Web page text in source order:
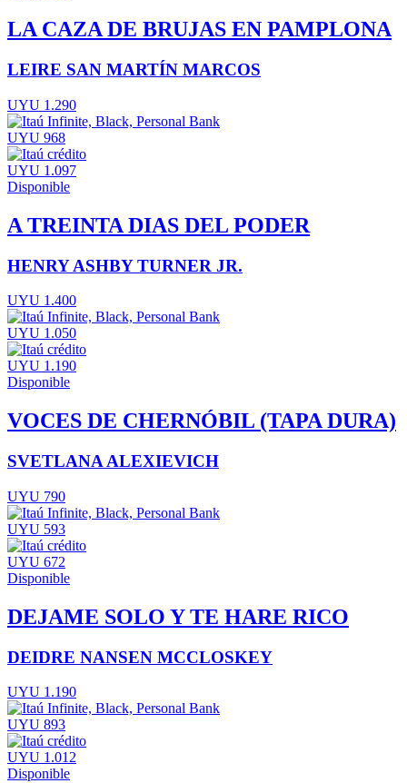
LA CAZA DE BRUJAS EN PAMPLONA
LEIRE SAN MARTÍN MARCOS
UYU 1.290
UYU 968
UYU 1.097
Disponible
A TREINTA DIAS DEL PODER
HENRY ASHBY TURNER JR.
UYU 1.400
UYU 1.050
UYU 1.190
Disponible
VOCES DE CHERNÓBIL (TAPA DURA)
SVETLANA ALEXIEVICH
UYU 790
UYU 593
UYU 672
Disponible
DEJAME SOLO Y TE HARE RICO
DEIDRE NANSEN MCCLOSKEY
UYU 1.190
UYU 893
UYU 1.012
Disponible